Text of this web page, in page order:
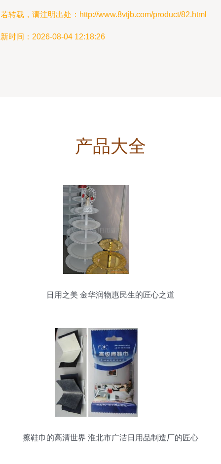
转载，请注明出处：http://www.8vtjb.com/product/82.html
时间：2026-08-04 12:18:26
产品大全
日用之美 金华润物惠民生的匠心之道
擦鞋巾的高清世界 淮北市广洁日用品制造厂的匠心